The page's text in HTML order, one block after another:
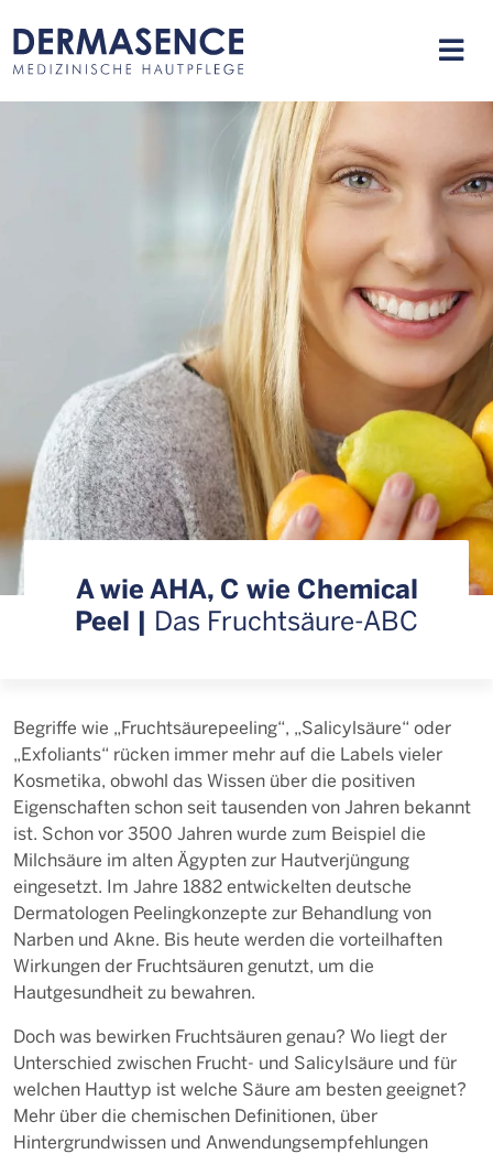
A wie AHA, C wie Chemical
Peel | Das Fruchtsäure-ABC
Begriffe wie „Fruchtsäurepeeling“, „Salicylsäure“ oder
„Exfoliants“ rücken immer mehr auf die Labels vieler
Kosmetika, obwohl das Wissen über die positiven
Eigenschaften schon seit tausenden von Jahren bekannt
ist. Schon vor 3500 Jahren wurde zum Beispiel die
Milchsäure im alten Ägypten zur Hautverjüngung
eingesetzt. Im Jahre 1882 entwickelten deutsche
Dermatologen Peelingkonzepte zur Behandlung von
Narben und Akne. Bis heute werden die vorteilhaften
Wirkungen der Fruchtsäuren genutzt, um die
Hautgesundheit zu bewahren.
Doch was bewirken Fruchtsäuren genau? Wo liegt der
Unterschied zwischen Frucht- und Salicylsäure und für
welchen Hauttyp ist welche Säure am besten geeignet?
Mehr über die chemischen Definitionen, über
Hintergrundwissen und Anwendungsempfehlungen